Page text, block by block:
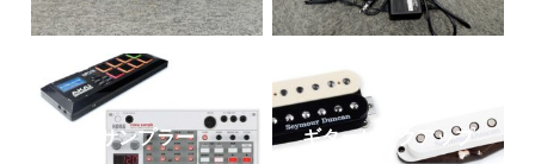
サンプラー ギターピックアップ